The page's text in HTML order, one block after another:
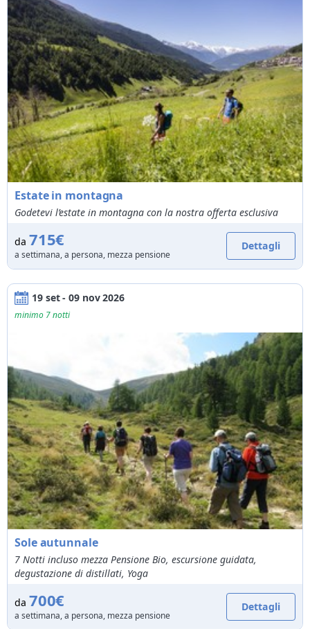
01/01/2027
01/02/2027
28/02/2027
01/03/2027
31/03/2027 da84€a172€
01/04/2027
30/04/2027 da80€a172€
01/05/2027
31/05/2027 da84€a 172€
01/06/2027
30/06/2027 da84€a172€
01/07/2027
31/07/2027 da84€a179€
01/08/2027
31/08/2027 da91€a179€
01/09/2027
30/09/2027 da84€a179€
01/10/2027
31/10/2027
Estate in montagna
Godetevi l’estate in montagna con la nostra offerta esclusiva
da 715€
a settimana, a persona, mezza pensione
Dettagli
19 set - 09 nov 2026
minimo 7 notti
Sole autunnale
7 Notti incluso mezza Pensione Bio, escursione guidata,
degustazione di distillati, Yoga
da 700€
a settimana, a persona, mezza pensione
Dettagli